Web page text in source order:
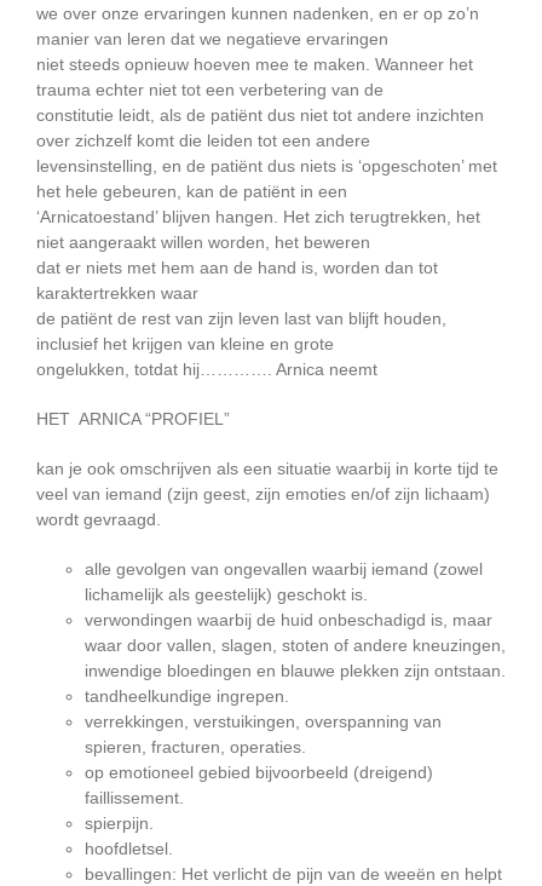
we over onze ervaringen kunnen nadenken, en er op zo’n
manier van leren dat we negatieve ervaringen
niet steeds opnieuw hoeven mee te maken. Wanneer het
trauma echter niet tot een verbetering van de
constitutie leidt, als de patiënt dus niet tot andere inzichten
over zichzelf komt die leiden tot een andere
levensinstelling, en de patiënt dus niets is ‘opgeschoten’ met
het hele gebeuren, kan de patiënt in een
‘Arnicatoestand’ blijven hangen. Het zich terugtrekken, het
niet aangeraakt willen worden, het beweren
dat er niets met hem aan de hand is, worden dan tot
karaktertrekken waar
de patiënt de rest van zijn leven last van blijft houden,
inclusief het krijgen van kleine en grote
ongelukken, totdat hij…………. Arnica neemt
HET ARNICA “PROFIEL”
kan je ook omschrijven als een situatie waarbij in korte tijd te
veel van iemand (zijn geest, zijn emoties en/of zijn lichaam)
wordt gevraagd.
alle gevolgen van ongevallen waarbij iemand (zowel
lichamelijk als geestelijk) geschokt is.
verwondingen waarbij de huid onbeschadigd is, maar
waar door vallen, slagen, stoten of andere kneuzingen,
inwendige bloedingen en blauwe plekken zijn ontstaan.
tandheelkundige ingrepen.
verrekkingen, verstuikingen, overspanning van
spieren, fracturen, operaties.
op emotioneel gebied bijvoorbeeld (dreigend)
faillissement.
spierpijn.
hoofdletsel.
bevallingen: Het verlicht de pijn van de weeën en helpt